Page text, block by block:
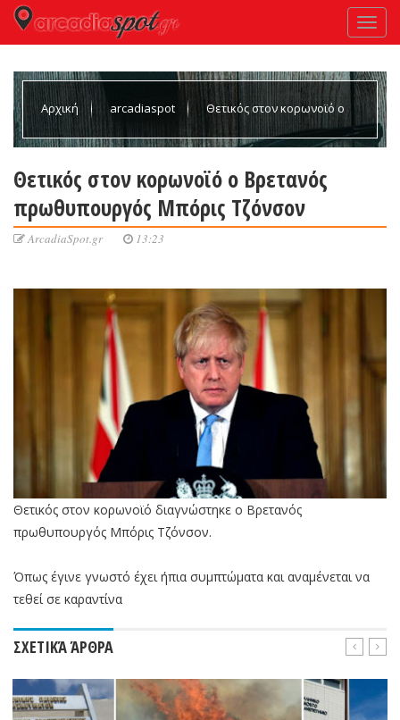
Αρχική arcadiaspot Θετικός στον κορωνοϊό ο
Θετικός στον κορωνοϊό ο Βρετανός
πρωθυπουργός Μπόρις Τζόνσον
ArcadiaSpot.gr 13:23
Θετικός στον κορωνοϊό διαγνώστηκε ο Βρετανός
πρωθυπουργός Μπόρις Τζόνσον.
Όπως έγινε γνωστό έχει ήπια συμπτώματα και αναμένεται να
τεθεί σε καραντίνα
ΣΧΕΤΙΚΆ ΆΡΘΡΑ